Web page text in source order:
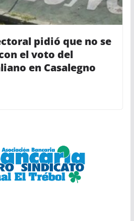
pidió que no se
el voto del
en Casalegno